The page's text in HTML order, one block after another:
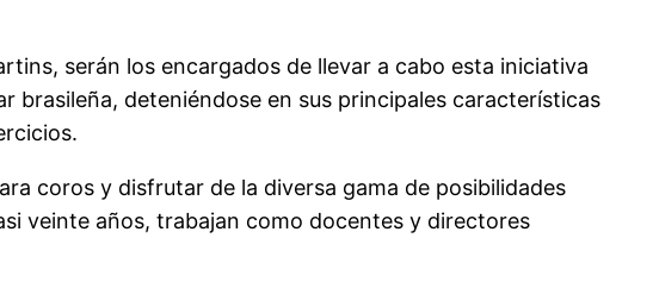
serán los encargados de llevar a cabo esta iniciativa
brasileña, deteniéndose en sus principales características
coros y disfrutar de la diversa gama de posibilidades
veinte años, trabajan como docentes y directores